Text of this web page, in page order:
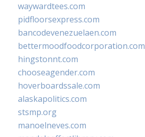
waywardtees.com
pidfloorsexpress.com
bancodevenezuelaen.com
bettermoodfoodcorporation.com
hingstonnt.com
chooseagender.com
hoverboardssale.com
alaskapolitics.com
stsmp.org
manoelneves.com